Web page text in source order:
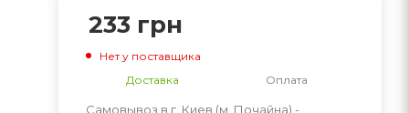
233 грн
Нет у поставщика
Доставка
Оплата
Самовывоз в г. Киев (м. Почайна) -